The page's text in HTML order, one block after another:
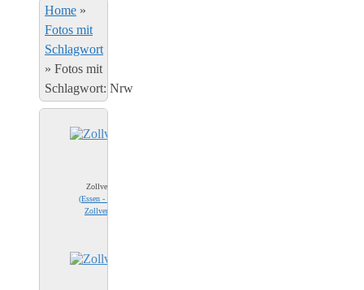
Home »
Fotos mit
Schlagwort
» Fotos mit
Schlagwort: Nrw
Zollverein
(Essen - Zeche
Zollverein